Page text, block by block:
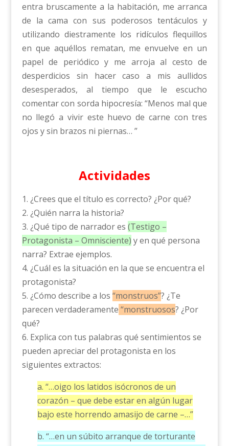
entra bruscamente a la habitación, me arranca
de la cama con sus poderosos tentáculos y
utilizando diestramente los ridículos flequillos
en que aquéllos rematan, me envuelve en un
papel de periódico y me arroja al cesto de
desperdicios sin hacer caso a mis aullidos
desesperados, al tiempo que le escucho
comentar con sorda hipocresía: “Menos mal que
no llegó a vivir este huevo de carne con tres
ojos y sin brazos ni piernas… ”
Actividades
1. ¿Crees que el título es correcto? ¿Por qué?
2. ¿Quién narra la historia?
3. ¿Qué tipo de narrador es (Testigo –
Protagonista – Omnisciente) y en qué persona
narra? Extrae ejemplos.
4. ¿Cuál es la situación en la que se encuentra el
protagonista?
5. ¿Cómo describe a los “monstruos”? ¿Te
parecen verdaderamente “monstruosos? ¿Por
qué?
6. Explica con tus palabras qué sentimientos se
pueden apreciar del protagonista en los
siguientes extractos:
a. “…oigo los latidos isócronos de un
corazón – que debe estar en algún lugar
bajo este horrendo amasijo de carne –…”
b. “…en un súbito arranque de torturante